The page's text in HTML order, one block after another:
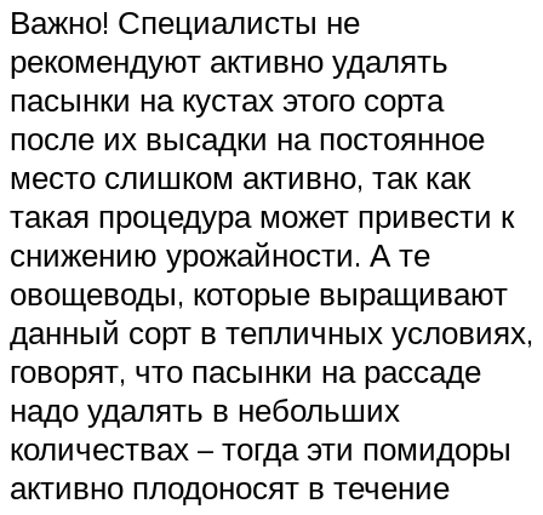
Важно! Специалисты не
рекомендуют активно удалять
пасынки на кустах этого сорта
после их высадки на постоянное
место слишком активно, так как
такая процедура может привести к
снижению урожайности. А те
овощеводы, которые выращивают
данный сорт в тепличных условиях,
говорят, что пасынки на рассаде
надо удалять в небольших
количествах – тогда эти помидоры
активно плодоносят в течение